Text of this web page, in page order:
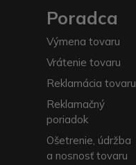
Poradca
Výmena tovaru
Vrátenie tovaru
Reklamácia tovaru
Reklamačný
poriadok
Ošetrenie, údržba
a nosnosť tovaru